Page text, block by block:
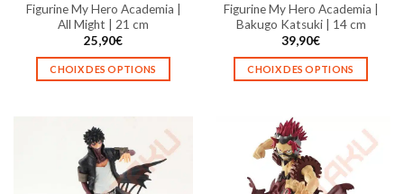
Figurine My Hero Academia |
All Might | 21 cm
25,90€
CHOIX DES OPTIONS
a
plusieurs
variations.
Les
Figurine My Hero Academia |
Bakugo Katsuki | 14 cm
39,90€
CHOIX DES OPTIONS
a
plusieurs
variations.
Les